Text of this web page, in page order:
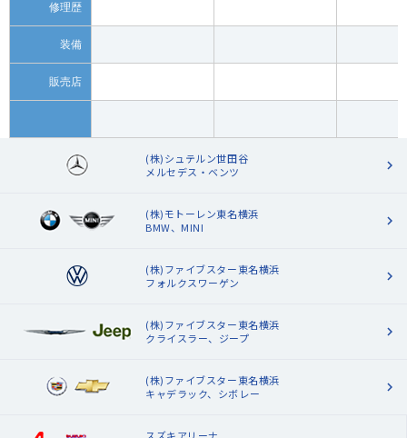
修理歴
装備
販売店
(株)シュテルン世田谷
メルセデス・ベンツ
(株)モトーレン東名横浜
BMW、MINI
(株)ファイブスター東名横浜
フォルクスワーゲン
(株)ファイブスター東名横浜
クライスラー、ジープ
(株)ファイブスター東名横浜
キャデラック、シボレー